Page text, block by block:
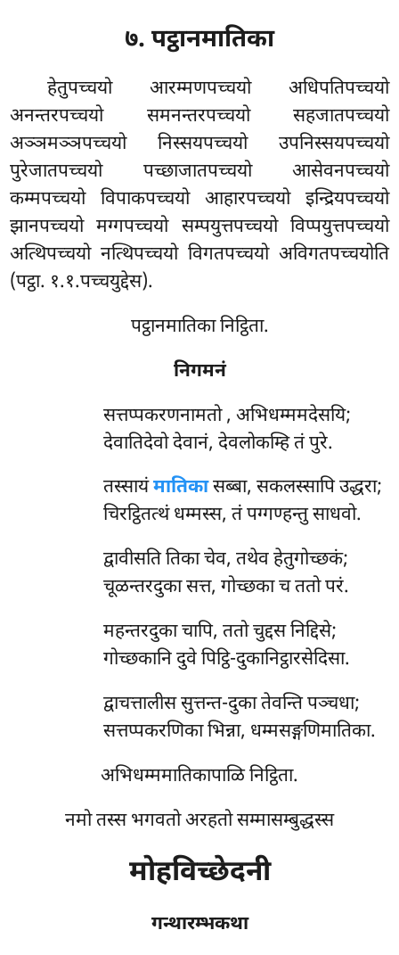
७. पट्ठानमातिका
हेतुपच्चयो आरम्मणपच्चयो अधिपतिपच्चयो
अनन्तरपच्चयो समनन्तरपच्चयो सहजातपच्चयो
अञ्ञमञ्ञपच्चयो निस्सयपच्चयो उपनिस्सयपच्चयो
पुरेजातपच्चयो पच्छाजातपच्चयो आसेवनपच्चयो
कम्मपच्चयो विपाकपच्चयो आहारपच्चयो इन्द्रियपच्चयो
झानपच्चयो मग्गपच्चयो सम्पयुत्तपच्चयो विप्पयुत्तपच्चयो
अत्थिपच्चयो नत्थिपच्चयो विगतपच्चयो अविगतपच्चयोति
(पट्ठा. १.१.पच्चयुद्देस).
पट्ठानमातिका निट्ठिता.
निगमनं
सत्तप्पकरणनामतो, अभिधम्ममदेसयि;
देवातिदेवो देवानं, देवलोकम्हि तं पुरे.
तस्सायंमातिकासब्बा, सकलस्सापि उद्धरा;
चिरट्ठितत्थं धम्मस्स, तं पग्गण्हन्तु साधवो.
द्वावीसति तिका चेव, तथेव हेतुगोच्छकं;
चूळन्तरदुका सत्त, गोच्छका च ततो परं.
महन्तरदुका चापि, ततो चुद्दस निद्दिसे;
गोच्छकानि दुवे पिट्ठि-दुकानिट्ठारसेदिसा.
द्वाचत्तालीस सुत्तन्त-दुका तेवन्ति पञ्चधा;
सत्तप्पकरणिका भिन्ना, धम्मसङ्गणिमातिका.
अभिधम्ममातिकापाळि निट्ठिता.
नमो तस्स भगवतो अरहतो सम्मासम्बुद्धस्स
मोहविच्छेदनी
गन्थारम्भकथा